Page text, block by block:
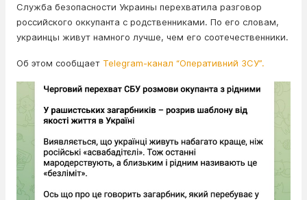
Служба безопасности Украины перехватила разговор
российского оккупанта с родственниками. По его словам,
украинцы живут намного лучше, чем его соотечественники.
Об этом сообщает Telegram-канал “Оперативний ЗСУ”.